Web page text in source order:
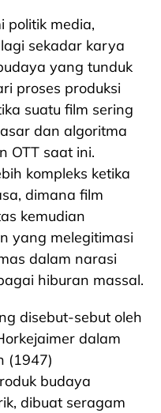
politik media,
sekadar karya
yang tunduk
proses produksi
suatu film sering
dan algoritma
OTT saat ini.
kompleks ketika
dimana film
kemudian
yang melegitimasi
dalam narasi
hiburan massal.
disebut-sebut oleh
dalam
(1947)
budaya
dibuat seragam